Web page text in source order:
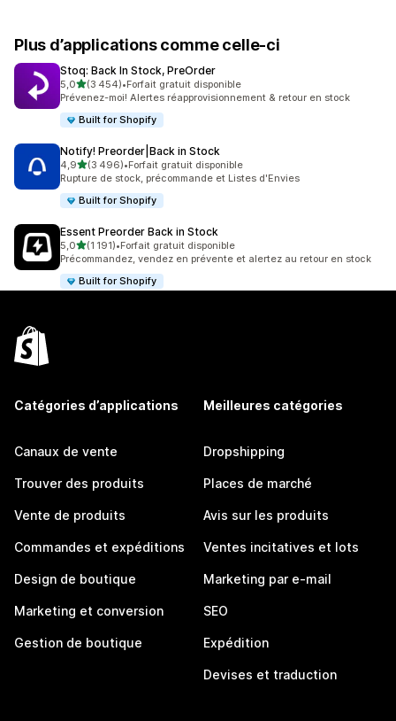
Plus d’applications comme celle-ci
Stoq: Back In Stock, PreOrder
5,0étoile(s) sur 5
(3 454)
3454 avis au total
•Forfait gratuit disponible
Prévenez-moi! Alertes réapprovisionnement & retour en stock
Built for Shopify
Notify! Preorder|Back in Stock
4,9étoile(s) sur 5
(3 496)
3496 avis au total
•Forfait gratuit disponible
Rupture de stock, précommande et Listes d'Envies
Built for Shopify
Essent Preorder Back in Stock
5,0étoile(s) sur 5
(1 191)
1191 avis au total
•Forfait gratuit disponible
Précommandez, vendez en prévente et alertez au retour en stock
Built for Shopify
Catégories d’applications
Canaux de vente
Trouver des produits
Vente de produits
Commandes et expéditions
Design de boutique
Marketing et conversion
Gestion de boutique
Meilleures catégories
Dropshipping
Places de marché
Avis sur les produits
Ventes incitatives et lots
Marketing par e-mail
SEO
Expédition
Devises et traduction